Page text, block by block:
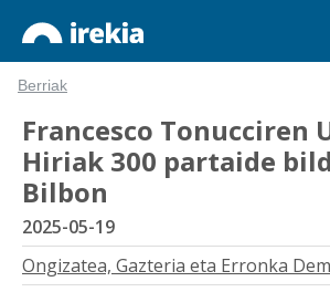
Berriak
Francesco Tonucciren
Hiriak 300 partaide
Bilbon
2025-05-19
Ongizatea, Gazteria eta Erronka